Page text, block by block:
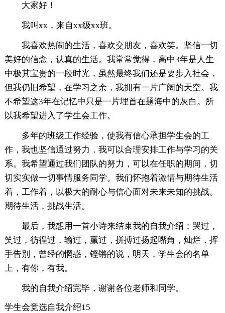
大家好！
我叫xx，来自xx级xx班。
我喜欢热闹的生活，喜欢交朋友，喜欢笑。坚信一切
美好的信念，认真的生活。我常常觉得，高中3年是人生
中极其宝贵的一段时光，虽然最终我们还是要步入社会，
但我仍旧希望，在学习之余，我拥有一片广阔的天空。我
不希望这3年在记忆中只是一片埋首在题海中的灰白。所
以我希望进入了学生会工作。
多年的班级工作经验，使我有信心承担学生会的工
作，我也坚信通过努力，我可以合理安排工作与学习的关
系。我希望通过我们团队的努力，可以在任职的期间，切
切实实做一切事情服务同学。我们怀抱着激情与期待生活
着，工作着，以极大的耐心与信心面对未来未知的挑战。
期待生活，挑战生活。
最后，我想用一首小诗来结束我的自我介绍：哭过，
笑过，彷徨过，输过，赢过，拼搏过扬起嘴角，灿烂，挥
手告别，曾经的惘惑，铿锵的说，明天，学生会的名单
上，有你，有我。
我的自我介绍完毕，谢谢各位老师和同学。
学生会竞选自我介绍15